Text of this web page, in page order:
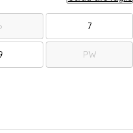
7
PW